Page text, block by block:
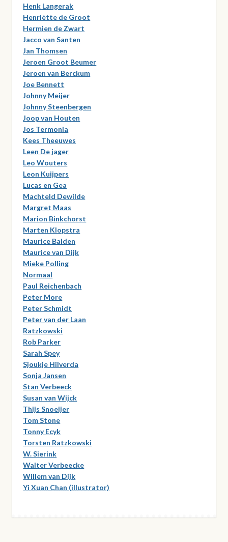
Henk Langerak
Henriëtte de Groot
Hermien de Zwart
Jacco van Santen
Jan Thomsen
Jeroen Groot Beumer
Jeroen van Berckum
Joe Bennett
Johnny Meijer
Johnny Steenbergen
Joop van Houten
Jos Termonia
Kees Theeuwes
Leen De jager
Leo Wouters
Leon Kuijpers
Lucas en Gea
Machteld Dewilde
Margret Maas
Marion Binkchorst
Marten Klopstra
Maurice Balden
Maurice van Dijk
Mieke Polling
Normaal
Paul Reichenbach
Peter More
Peter Schmidt
Peter van der Laan
Ratzkowski
Rob Parker
Sarah Spey
Sjoukje Hilverda
Sonja Jansen
Stan Verbeeck
Susan van Wijck
Thijs Snoeijer
Tom Stone
Tonny Ecyk
Torsten Ratzkowski
W. Sierink
Walter Verbeecke
Willem van Dijk
Yi Xuan Chan (illustrator)